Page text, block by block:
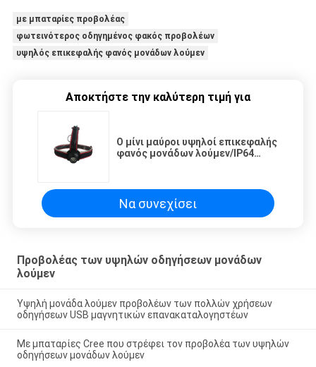
με μπαταρίες προβολέας
φωτεινότερος οδηγημένος φακός προβολέων
υψηλός επικεφαλής φανός μονάδων λούμεν
Αποκτήστε την καλύτερη τιμή για
Ο μίνι μαύροι υψηλοί επικεφαλής
φανός μονάδων λούμεν/IP64
Να συνεχίσει
Προβολέας των υψηλών οδηγήσεων μονάδων
λούμεν
Υψηλή μονάδα λούμεν προβολέων των πολλών χρήσεων
οδηγήσεων USB μαγνητικών επανακαταλογηστέων
Με μπαταρίες Cree που στρέφει τον προβολέα των υψηλών
οδηγήσεων μονάδων λούμεν